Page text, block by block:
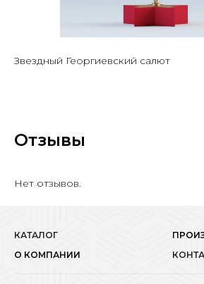
Звездный Георгиевский салют
Отзывы
Нет отзывов.
КАТАЛОГ
О КОМПАНИИ